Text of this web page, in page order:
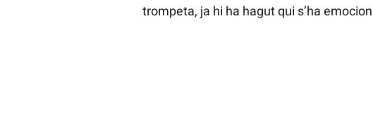
trompeta, ja hi ha hagut qui s’ha